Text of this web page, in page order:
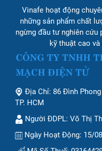
Vinafe hoạt động
những sản phẩm chất
ngừng đầu tư nghiên cứu
kỹ thuật cao
Địa Chỉ: 86 Đình Phong
TP. HCM
Người ĐDPL: Võ Thị
Ngày Hoạt Động: 15/